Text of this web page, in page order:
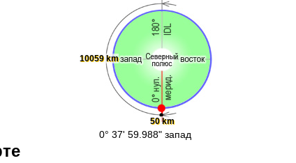
50 km
10059 km
0° 37' 59.988" запад